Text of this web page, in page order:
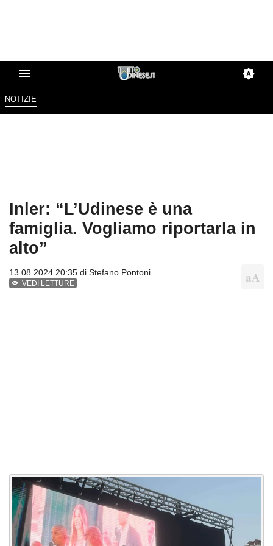
NOTIZIE
Inler: “L’Udinese è una
famiglia. Vogliamo riportarla in
alto”
13.08.2024 20:35 di Stefano Pontoni
VEDI LETTURE